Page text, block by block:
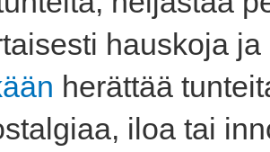
hauskoja
herättää
iloa tai